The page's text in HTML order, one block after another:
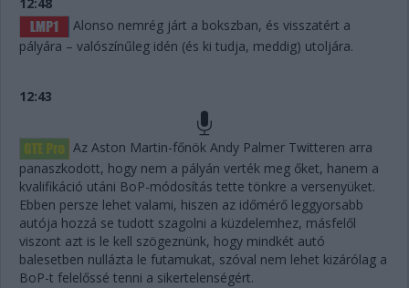
Alonso nemrég járt a bokszban, és visszatért a
pályára – valószínűleg idén (és ki tudja, meddig) utoljára.
12:43
Az Aston Martin-főnök Andy Palmer Twitteren arra
panaszkodott, hogy nem a pályán verték meg őket, hanem a
kvalifikáció utáni BoP-módosítás tette tönkre a versenyüket.
Ebben persze lehet valami, hiszen az időmérő leggyorsabb
autója hozzá se tudott szagolni a küzdelemhez, másfelől
viszont azt is le kell szögeznünk, hogy mindkét autó
balesetben nullázta le futamukat, szóval nem lehet kizárólag a
BoP-t felelőssé tenni a sikertelenségért.